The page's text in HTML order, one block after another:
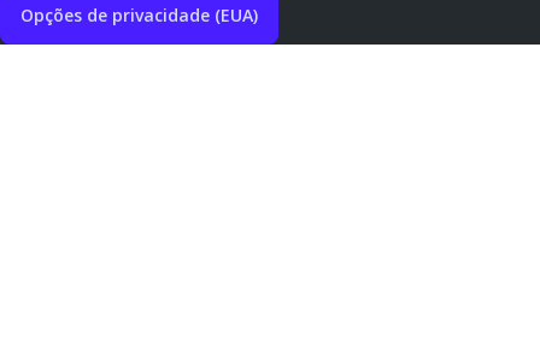
Opções de privacidade (EUA)